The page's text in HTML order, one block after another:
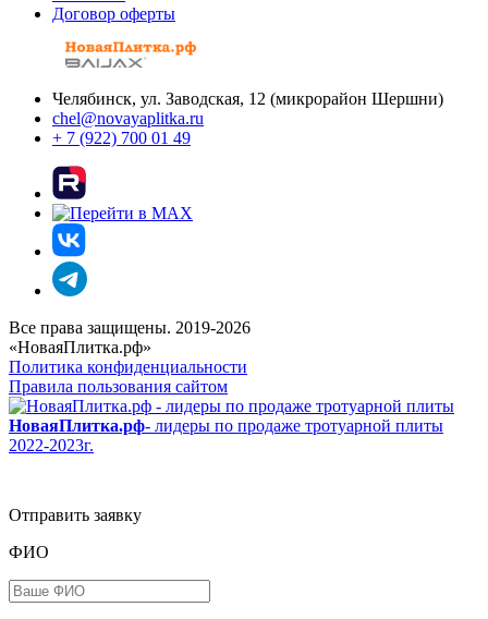
Договор оферты
Челябинск, ул. Заводская, 12 (микрорайон Шершни)
chel@novayaplitka.ru
+ 7 (922) 700 01 49
Все права защищены. 2019-2026
«НоваяПлитка.рф»
Политика конфиденциальности
Правила пользования сайтом
НоваяПлитка.рф- лидеры по продаже тротуарной плиты
2022-2023г.
Отправить заявку
ФИО